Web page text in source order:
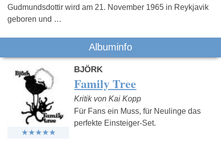
Gudmundsdottir wird am 21. November 1965 in Reykjavik
geboren und …
Albuminfo
BJÖRK
Family Tree
Kritik von Kai Kopp
Für Fans ein Muss, für Neulinge das
perfekte Einsteiger-Set.